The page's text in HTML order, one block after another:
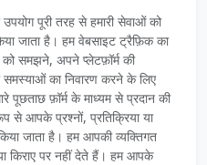
पूरी तरह से हमारी सेवाओं को
जाता है। हम वेबसाइट ट्रैफ़िक का
को समझने, अपने प्लेटफ़ॉर्म की
समस्याओं का निवारण करने के लिए
पूछताछ फ़ॉर्म के माध्यम से प्रदान की
से आपके प्रश्नों, प्रतिक्रिया या
जाता है। हम आपकी व्यक्तिगत
किराए पर नहीं देते हैं। हम आपके